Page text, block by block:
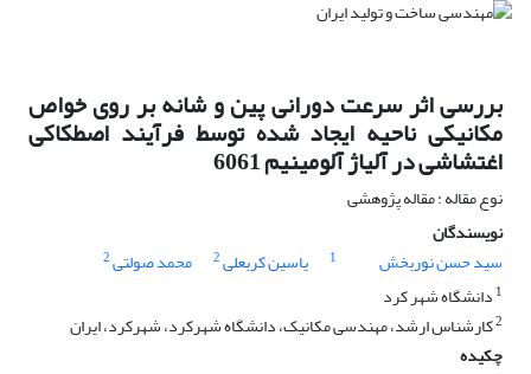
بررسی اثر سرعت دورانی پین و شانه بر روی خواص
مکانیکی ناحیه ایجاد شده توسط فرآیند اصطکاکی
اغتشاشی در آلیاژ آلومینیم 6061
نوع مقاله : مقاله پژوهشی
نویسندگان
سید حسن نوربخش
1 یاسین کربعلی2 محمد صولتی2
1 دانشگاه شهر کرد
2کارشناس ارشد، مهندسی مکانیک، دانشگاه شهرکرد، شهرکرد، ایران
چکیده